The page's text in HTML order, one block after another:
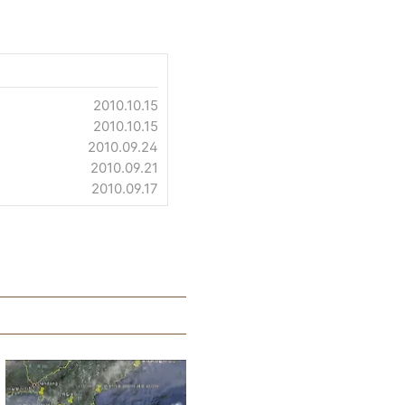
2010.10.15
2010.10.15
2010.09.24
2010.09.21
2010.09.17